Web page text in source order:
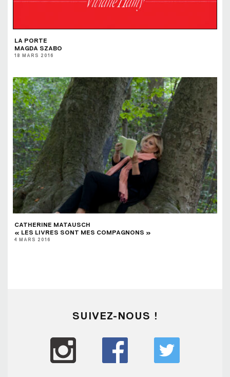
LA PORTE
MAGDA SZABO
18 MARS 2016
CATHERINE MATAUSCH
« LES LIVRES SONT MES COMPAGNONS »
4 MARS 2016
SUIVEZ-NOUS !